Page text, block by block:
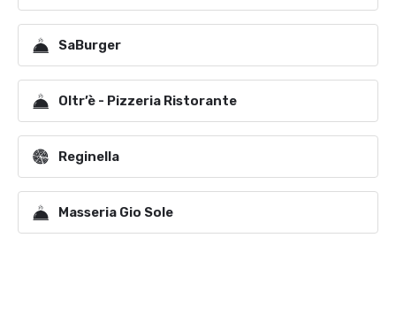
SaBurger
Oltr’è - Pizzeria Ristorante
Reginella
Masseria Gio Sole